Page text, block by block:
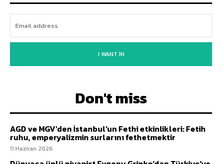
I WANT IN
Don't miss
AGD ve MGV’den İstanbul’un Fethi etkinlikleri: Fetih
ruhu, emperyalizmin surlarını fethetmektir
11 Haziran 2026